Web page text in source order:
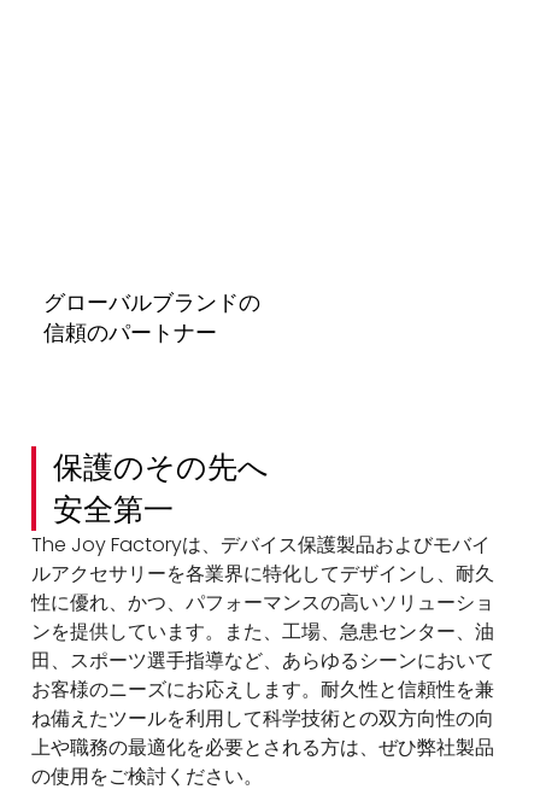
グローバルブランドの
信頼のパートナー
保護のその先へ
安全第一
The Joy Factoryは、デバイス保護製品およびモバイ
ルアクセサリーを各業界に特化してデザインし、耐久
性に優れ、かつ、パフォーマンスの高いソリューショ
ンを提供しています。また、工場、急患センター、油
田、スポーツ選手指導など、あらゆるシーンにおいて
お客様のニーズにお応えします。耐久性と信頼性を兼
ね備えたツールを利用して科学技術との双方向性の向
上や職務の最適化を必要とされる方は、ぜひ弊社製品
の使用をご検討ください。